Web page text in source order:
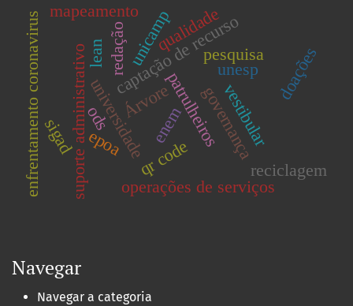
pesquisa
captação de recurso
universidade
suporte administrativo patrulheiros
redação
enem vestibular
unicamp
governança
unesp
Árvore
mapeamento
qr code
doações
operações de serviços
ods
reciclagem
enfrentamento coronavirus epoa
lean qualidade
sigad
Navegar
Navegar a categoria